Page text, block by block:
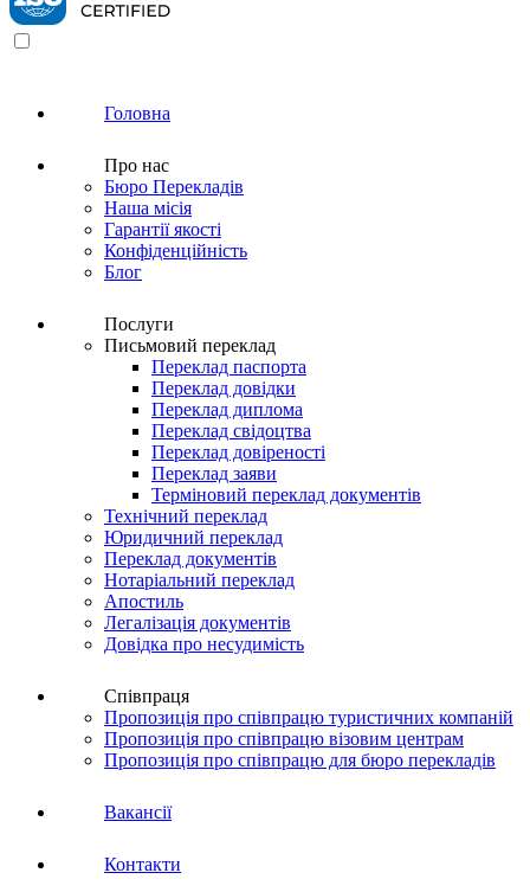
Головна
Про нас
Бюро Перекладів
Наша місія
Гарантії якості
Конфіденційність
Блог
Послуги
Письмовий переклад
Переклад паспорта
Переклад довідки
Переклад диплома
Переклад свідоцтва
Переклад довіреності
Переклад заяви
Терміновий переклад документів
Технічний переклад
Юридичний переклад
Переклад документів
Нотаріальний переклад
Апостиль
Легалізація документів
Довідка про несудимість
Співпраця
Пропозиція про співпрацю туристичних компаній
Пропозиція про співпрацю візовим центрам
Пропозиція про співпрацю для бюро перекладів
Вакансії
Контакти